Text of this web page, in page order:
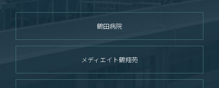
鶴田病院
メディエイト鶴翔苑